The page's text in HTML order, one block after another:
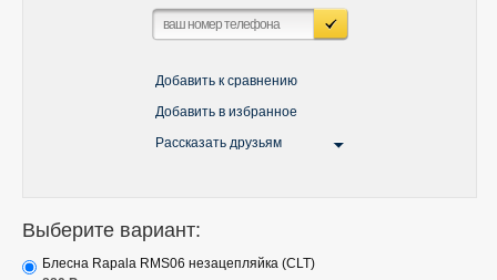
Добавить к сравнению
Добавить в избранное
Рассказать друзьям
Выберите вариант:
Блесна Rapala RMS06 незацепляйка (CLT)